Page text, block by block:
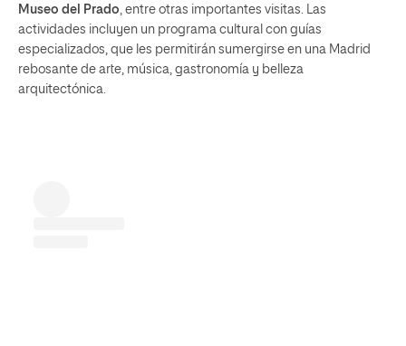
Museo del Prado, entre otras importantes visitas. Las
actividades incluyen un programa cultural con guías
especializados, que les permitirán sumergirse en una Madrid
rebosante de arte, música, gastronomía y belleza
arquitectónica.